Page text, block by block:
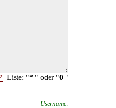
Liste: "* " oder "0 "
Username: